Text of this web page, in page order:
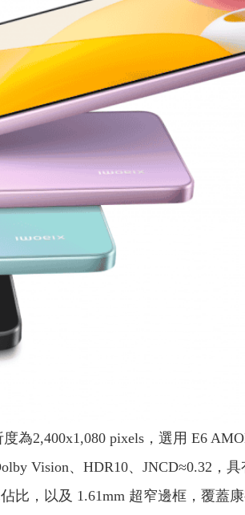
度為2,400x1,080 pixels，選用 E6
Vision、HDR10、JNCD≈0.32，
比，以及 1.61mm 超窄邊框，覆蓋